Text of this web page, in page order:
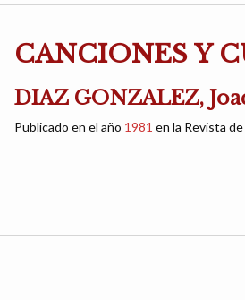
CANCIONES Y
DIAZ GONZALEZ,
Publicado en el año 1981 en la Revista